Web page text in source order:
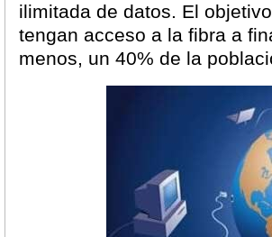
ilimitada de datos. El
tengan acceso a la fibra a
menos, un 40% de la